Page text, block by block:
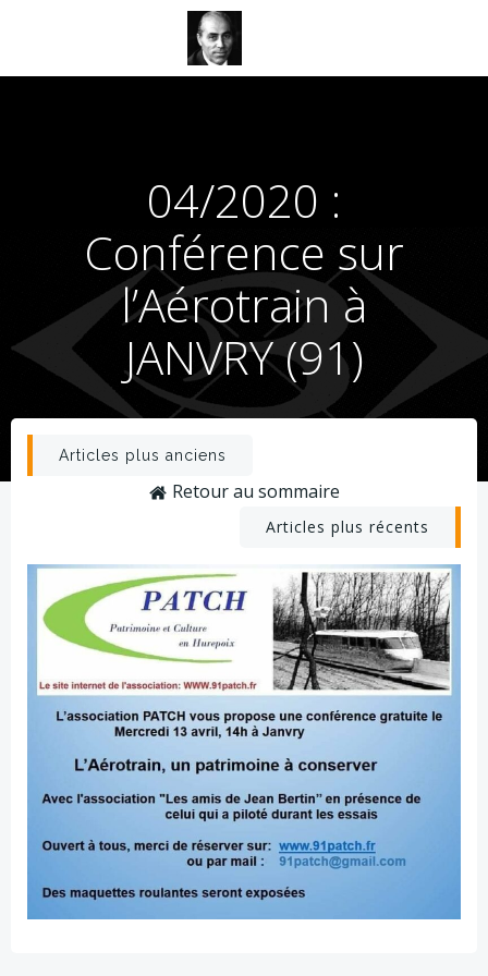
04/2020 :
Conférence sur
l’Aérotrain à
JANVRY (91)
Post
navigation
Articles plus anciens
Retour au sommaire
navigation
Articles plus récents